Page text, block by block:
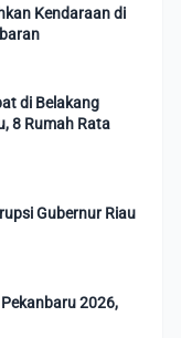
Kendaraan di
di Belakang
8 Rumah Rata
Gubernur Riau
2026,